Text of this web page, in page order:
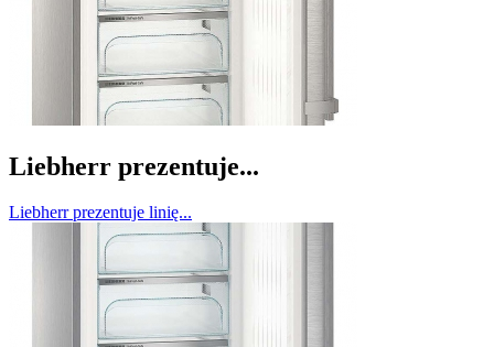
Liebherr prezentuje...
Liebherr prezentuje linię...